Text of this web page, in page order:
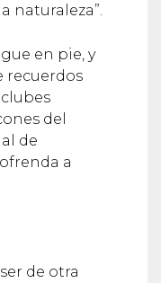
naturaleza”.
en pie, y
recuerdos
del
de
a
de otra